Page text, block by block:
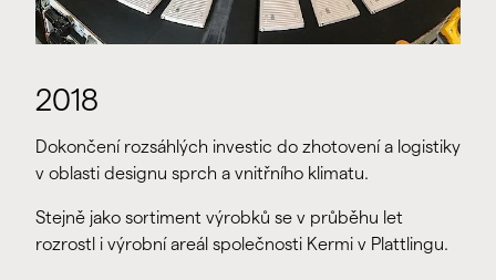
2018
Dokončení rozsáhlých investic do zhotovení a logistiky
v oblasti designu sprch a vnitřního klimatu.
Stejně jako sortiment výrobků se v průběhu let
rozrostl i výrobní areál společnosti Kermi v Plattlingu.